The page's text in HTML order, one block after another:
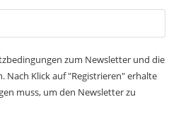
zum Newsletter und die
Nach Klick auf "Registrieren" erhalte
muss, um den Newsletter zu